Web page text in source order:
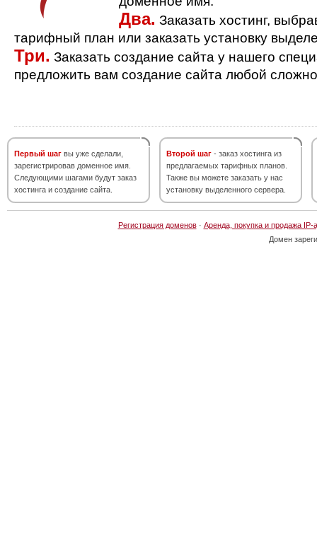
Два. Заказать хостинг,
тарифный план или заказать установку
Три. Заказать создание сайта у нашего
предложить вам создание сайта любой
Первый шаг вы уже сделали,
зарегистрировав доменное имя.
Следующими шагами будут заказ
хостинга и создание сайта.
Второй шаг - заказ хостинга из
предлагаемых тарифных планов.
Также вы можете заказать у нас
установку выделенного сервера.
Регистрация доменов· Аренда, покупка и продажа IP-
Домен